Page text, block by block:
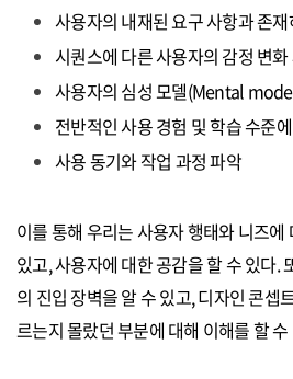
사용자의 내재된 요구 사항과 존
시퀀스에 다른 사용자의 감정 변화
사용자의 심성 모델(Mental
전반적인 사용 경험 및 학습 수준
사용 동기와 작업 과정 파악
이를 통해 우리는 사용자 행태와 니즈에
있고, 사용자에 대한 공감을 할 수 있다.
의 진입 장벽을 알 수 있고, 디자인 콘셉
르는지 몰랐던 부분에 대해 이해를 할 수